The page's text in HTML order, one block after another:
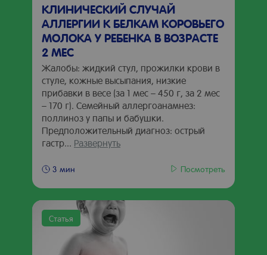
КЛИНИЧЕСКИЙ СЛУЧАЙ
АЛЛЕРГИИ К БЕЛКАМ КОРОВЬЕГО
МОЛОКА У РЕБЕНКА В ВОЗРАСТЕ
2 МЕС
Жалобы: жидкий стул, прожилки крови в
стуле, кожные высыпания, низкие
прибавки в весе (за 1 мес – 450 г, за 2 мес
– 170 г). Семейный аллергоанамнез:
поллиноз у папы и бабушки.
Предположительный диагноз: острый
гастр... Развернуть
3 мин Посмотреть
Статья